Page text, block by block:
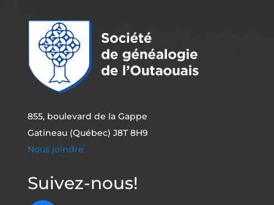
855, boulevard de la Gappe
Gatineau (Québec) J8T 8H9
Nous joindre
Suivez-nous!